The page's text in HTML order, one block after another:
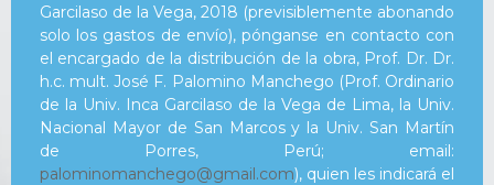
Garcilaso de la Vega, 2018 (previsiblemente abonando
solo los gastos de envío), pónganse en contacto con
el encargado de la distribución de la obra, Prof. Dr. Dr.
h.c. mult. José F. Palomino Manchego (Prof. Ordinario
de la Univ. Inca Garcilaso de la Vega de Lima, la Univ.
Nacional Mayor de San Marcos y la Univ. San Martín
de Porres, Perú; email:
palominomanchego@gmail.com), quien les indicará el